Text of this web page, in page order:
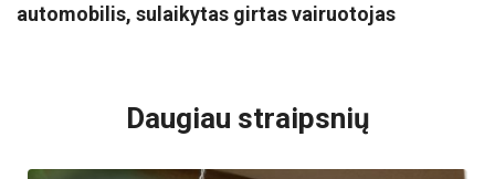
automobilis, sulaikytas girtas vairuotojas
Daugiau straipsnių